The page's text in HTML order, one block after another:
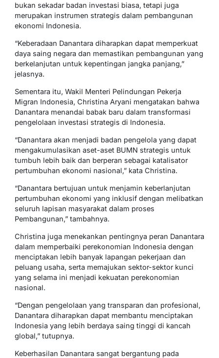
bukan sekadar badan investasi biasa, tetapi juga
merupakan instrumen strategis dalam pembangunan
ekonomi Indonesia.
“Keberadaan Danantara diharapkan dapat memperkuat
daya saing negara dan memastikan pembangunan yang
berkelanjutan untuk kepentingan jangka panjang,”
jelasnya.
Sementara itu, Wakil Menteri Pelindungan Pekerja
Migran Indonesia, Christina Aryani mengatakan bahwa
Danantara menandai babak baru dalam transformasi
pengelolaan investasi strategis di Indonesia.
“Danantara akan menjadi badan pengelola yang dapat
mengakumulasikan aset-aset BUMN strategis untuk
tumbuh lebih baik dan berperan sebagai katalisator
pertumbuhan ekonomi nasional,” kata Christina.
“Danantara bertujuan untuk menjamin keberlanjutan
pertumbuhan ekonomi yang inklusif dengan melibatkan
seluruh lapisan masyarakat dalam proses
Pembangunan,” tambahnya.
Christina juga menekankan pentingnya peran Danantara
dalam memperbaiki perekonomian Indonesia dengan
menciptakan lebih banyak lapangan pekerjaan dan
peluang usaha, serta memajukan sektor-sektor kunci
yang selama ini menjadi kekuatan perekonomian
nasional.
“Dengan pengelolaan yang transparan dan profesional,
Danantara diharapkan dapat membantu menciptakan
Indonesia yang lebih berdaya saing tinggi di kancah
global,” tutupnya.
Keberhasilan Danantara sangat bergantung pada